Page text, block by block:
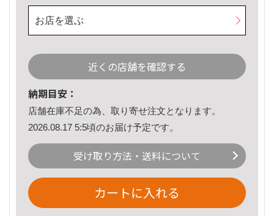
お店を選ぶ
近くの店舗を確認する
納期目安：
店舗在庫不足の為、取り寄せ注文となります。
2026.08.17 5:5頃のお届け予定です。
受け取り方法・送料について
カートに入れる